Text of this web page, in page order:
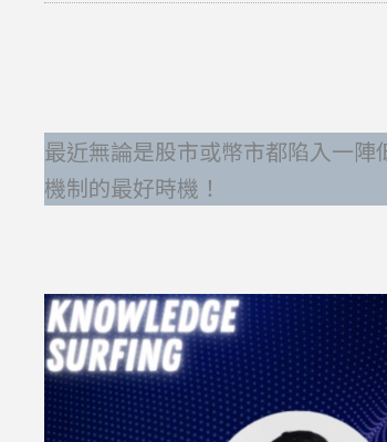
最近無論是股市或幣市都陷入一
機制的最好時機！